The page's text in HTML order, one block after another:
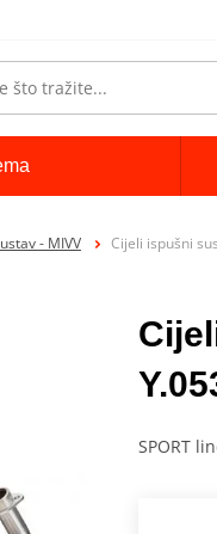
- MIVV Cijeli ispušni
SPORT